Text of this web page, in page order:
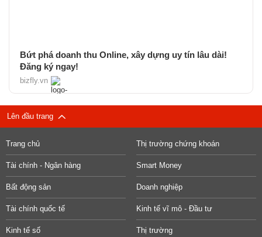
Bứt phá doanh thu Online, xây dựng uy tín lâu dài!
Đăng ký ngay!
bizfly.vn
Lên đầu trang
Trang chủ Thị trường chứng khoán
Tài chính - Ngân hàng Smart Money
Bất động sản Doanh nghiệp
Tài chính quốc tế Kinh tế vĩ mô - Đầu tư
Kinh tế số Thị trường